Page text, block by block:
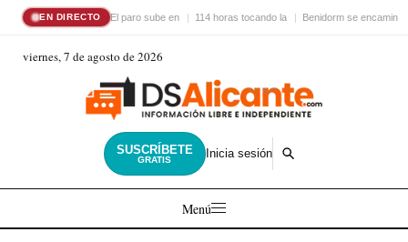
EN DIRECTO El paro sube en 114 horas tocando la Benidorm se encamina
viernes, 7 de agosto de 2026
SUSCRÍBETE
GRATIS Inicia sesión
Menú